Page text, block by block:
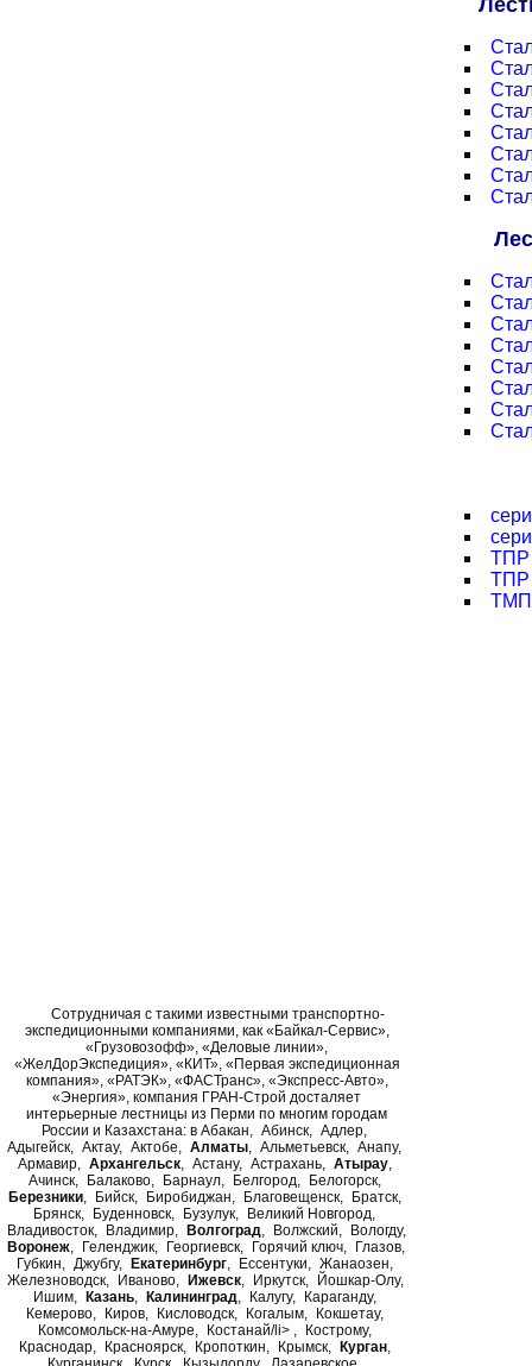
ТПР
ТПР
ТМП
Сотрудничая с такими известными транспортно-
экспедиционными компаниями, как «Байкал-Сервис»,
«Грузовозофф», «Деловые линии»,
«ЖелДорЭкспедиция», «КИТ», «Первая экспедиционная
компания», «РАТЭК», «ФАСТранс», «Экспресс-Авто»,
«Энергия», компания ГРАН-Строй досталяет
интерьерные лестницы из Перми по многим городам
России и Казахстана: в Абакан Абинск
Адлер
Адыгейск
Актау Актобе Алматы Альметьевск
Анапу
Армавир
Архангельск Астану Астрахань
Атырау
Ачинск
Балаково Барнаул Белгород
Белогорск
Березники
Бийск Биробиджан Благовещенск
Братск
Брянск
Буденновск Бузулук
Великий Новгород
Владивосток
Владимир Волгоград Волжский
Вологду
Воронеж
Геленджик Георгиевск Горячий ключ
Глазов
Губкин
Джубгу Екатеринбург Ессентуки
Жанаозен
Железноводск
Иваново Ижевск Иркутск
Йошкар-Олу
Ишим
Казань Калининград Калугу
Караганду
Кемерово
Киров Кисловодск Когалым
Кокшетау
Комсомольск-на-Амуре
Костанай/li>
Кострому
Краснодар
Красноярск Кропоткин Крымск
Курган